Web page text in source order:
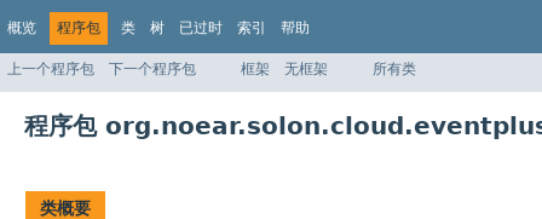
概览 程序包 类 树 已过时 索引 帮助
上一个程序包 下一个程序包 框架 无框架 所有类
程序包
类概要